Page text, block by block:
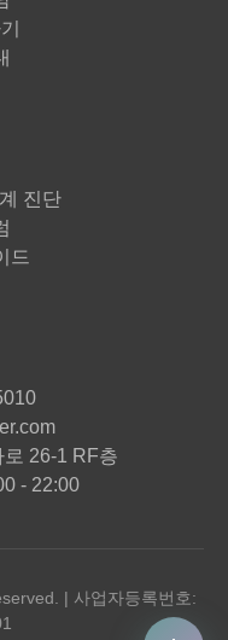
진단
드
26-1 RF층
- 22:00
| 사업자등록번호: